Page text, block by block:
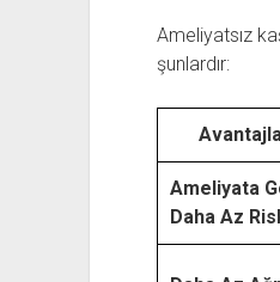
Ameliyatsız
şunlardır:
Ameliyata
Daha Az